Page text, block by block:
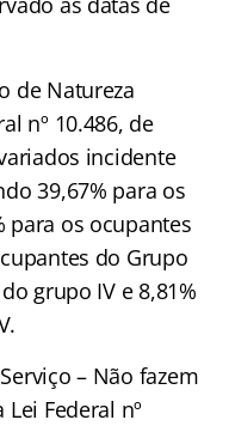
de Natureza
nº 10.486, de
incidente
39,67% para os
para os ocupantes
do Grupo
grupo IV e 8,81%
– Não fazem
Federal nº